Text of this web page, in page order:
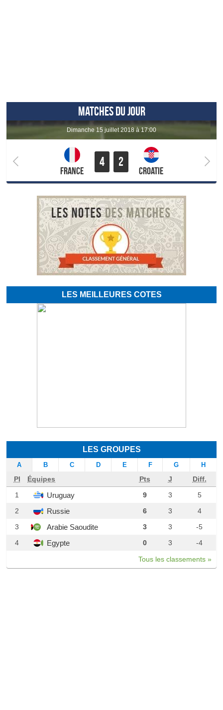
MATCHES DU JOUR
dimanche 15 juillet 2018 à 17:00
France
4 2
Croatie
LES MEILLEURES COTES
LES GROUPES
A B C D E F G H
Pl Équipes Pts J
Diff.
1
Uruguay 9 3
5
2
Russie 6 3
4
3
Arabie Saoudite 3 3
-5
4
Egypte 0 3 -4
Tous les classements »